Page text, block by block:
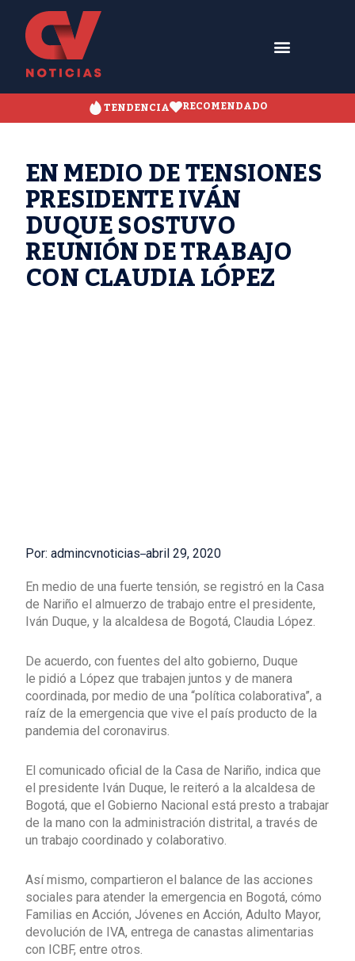
TENDENCIA RECOMENDADO
EN MEDIO DE TENSIONES
PRESIDENTE IVÁN
DUQUE SOSTUVO
REUNIÓN DE TRABAJO
CON CLAUDIA LÓPEZ
Por: admincvnoticias abril 29, 2020
En medio de una fuerte tensión, se registró en la Casa
de Nariño el almuerzo de trabajo entre el presidente,
Iván Duque, y la alcaldesa de Bogotá, Claudia López.
De acuerdo, con fuentes del alto gobierno, Duque
le pidió a López que trabajen juntos y de manera
coordinada, por medio de una “política colaborativa”, a
raíz de la emergencia que vive el país producto de la
pandemia del coronavirus.
El comunicado oficial de la Casa de Nariño, indica que
el presidente Iván Duque, le reiteró a la alcaldesa de
Bogotá, que el Gobierno Nacional está presto a trabajar
de la mano con la administración distrital, a través de
un trabajo coordinado y colaborativo.
Así mismo, compartieron el balance de las acciones
sociales para atender la emergencia en Bogotá, cómo
Familias en Acción, Jóvenes en Acción, Adulto Mayor,
devolución de IVA, entrega de canastas alimentarias
con ICBF, entre otros.